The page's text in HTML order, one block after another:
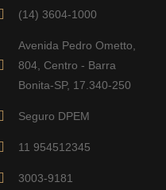
(14) 3604-1000
Avenida Pedro Ometto,
804, Centro - Barra
Bonita-SP, 17.340-250
Seguro DPEM
11 954512345
3003-9181